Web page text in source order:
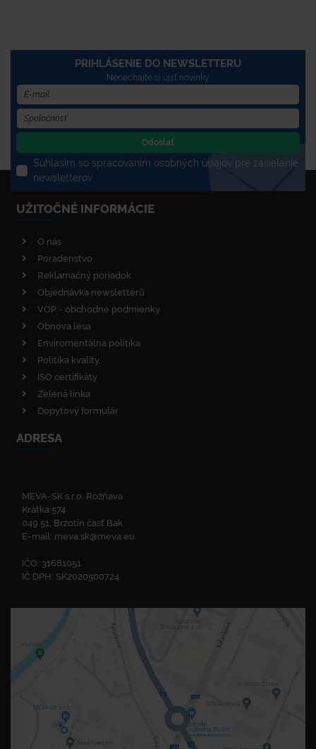
PRIHLÁSENIE DO NEWSLETTERU
Nenechajte si újsť novinky
Odoslať
Súhlasím so spracovaním osobných údajov pre zasielanie
newsletterov
UŽITOČNÉ INFORMÁCIE
O nás
Poradenstvo
Reklamačný poriadok
Objednávka newsletterů
VOP - obchodné podmienky
Obnova lesa
Enviromentálna politika
Politika kvality
ISO certifikáty
Zelená linka
Dopytový formulár
ADRESA
MEVA-SK s.r.o. Rožňava
Krátka 574
049 51, Brzotín časť Bak
E-mail: meva.sk@meva.eu
IČO: 31681051
IČ DPH: SK2020500724